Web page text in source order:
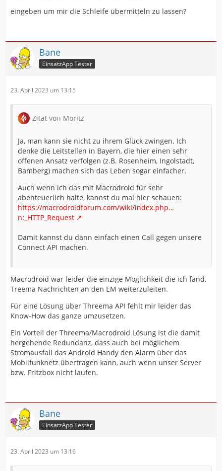
eingeben um mir die Schleife übermitteln zu lassen?
Bane
EinsatzApp Tester
23. April 2023 um 13:15
Zitat von Moritz
Ja, man kann sie nicht zu ihrem Glück zwingen. Ich
denke die Leitstellen in Bayern, die hier einen sehr
offenen Ansatz verfolgen (z.B. Rosenheim, Ingolstadt,
Bamberg) machen sich das Leben sogar einfacher.
Auch wenn ich das mit Macrodroid für sehr
abenteuerlich halte, kannst du mal hier schauen:
https://macrodroidforum.com/wiki/index.php…
n:_HTTP_Request
Damit kannst du dann einfach einen Call gegen unsere
Connect API machen.
Macrodroid war leider die einzige Möglichkeit die ich fand,
Treema Nachrichten an den EM weiterzuleiten.
Für eine Lösung über Threema API fehlt mir leider das
Know-How das ganze umzusetzen.
Ein Vorteil der Threema/Macrodroid Lösung ist die damit
hergehende Redundanz, dass auch bei möglichem
Stromausfall das Android Handy den Alarm über das
Mobilfunknetz übertragen kann, auch wenn unser Server
bzw. Fritzbox nicht laufen.
Bane
EinsatzApp Tester
23. April 2023 um 13:16